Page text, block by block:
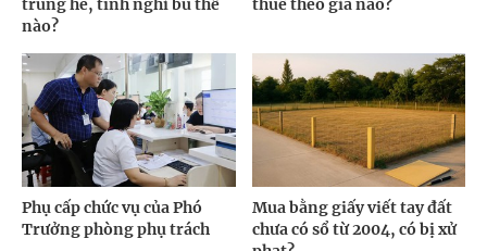
trùng hè, tính nghỉ bù thế
nào?
thuê theo giá nào?
Phụ cấp chức vụ của Phó
Trưởng phòng phụ trách
Mua bằng giấy viết tay đất
chưa có sổ từ 2004, có bị xử